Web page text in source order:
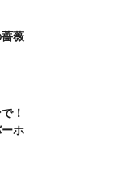
薇
！
ホ